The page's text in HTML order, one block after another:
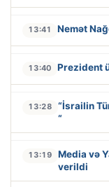
13:41 Nemət
13:40 Prezident
13:28
“İsrailin
“
13:19
Media və
verildi